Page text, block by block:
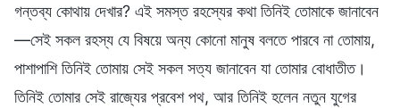
গন্তব্য কোথায় দেখার? এই সমস্ত রহস্যের কথা তিনিই তোমাকে জানাবেন
—সেই সকল রহস্য যে বিষয়ে অন্য কোনো মানুষ বলতে পারবে না তোমায়,
পাশাপাশি তিনিই তোমায় সেই সকল সত্য জানাবেন যা তোমার বোধাতীত।
তিনিই তোমার সেই রাজ্যের প্রবেশ পথ, আর তিনিই হলেন নতুন যুগের